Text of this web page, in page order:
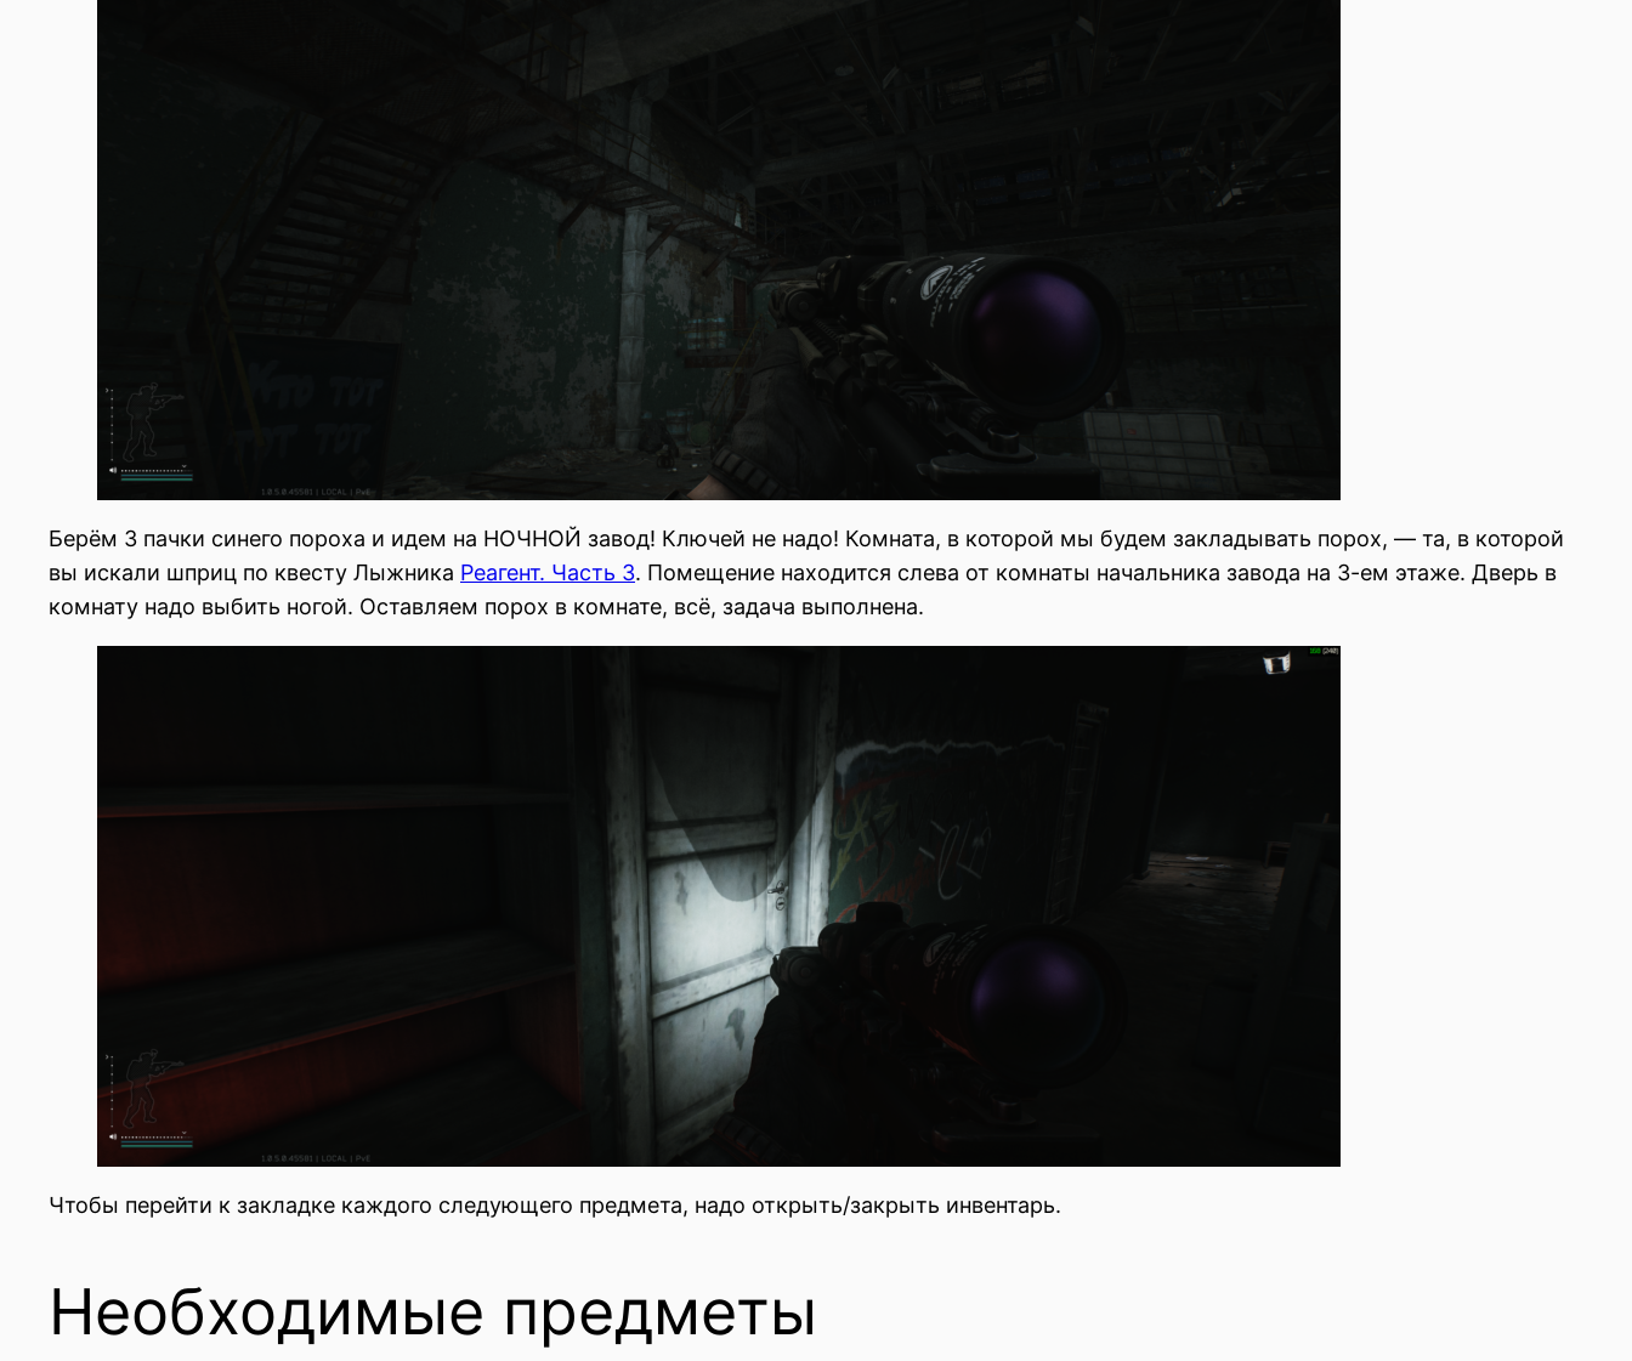
Берём 3 пачки синего пороха и идем на НОЧНОЙ завод! Ключей не надо! Комната, в которой мы будем закладывать порох, — та, в которой
вы искали шприц по квесту Лыжника Реагент. Часть 3. Помещение находится слева от комнаты начальника завода на 3-ем этаже. Дверь в
комнату надо выбить ногой. Оставляем порох в комнате, всё, задача выполнена.
Чтобы перейти к закладке каждого следующего предмета, надо открыть/закрыть инвентарь.
Необходимые предметы